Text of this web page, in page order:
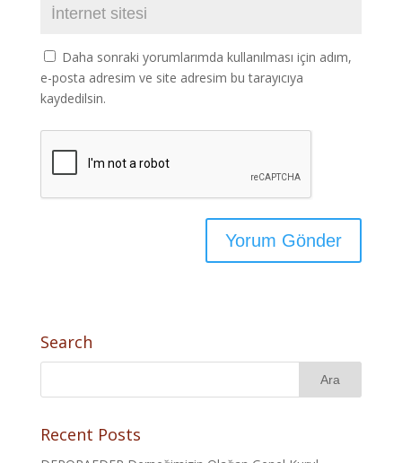
Daha sonraki yorumlarımda kullanılması için adım,
e-posta adresim ve site adresim bu tarayıcıya
kaydedilsin.
Search
Recent Posts